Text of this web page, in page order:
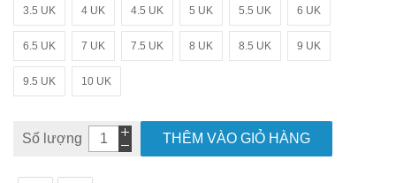
3.5 UK 4 UK 4.5 UK 5 UK 5.5 UK 6 UK
6.5 UK 7 UK 7.5 UK 8 UK 8.5 UK 9 UK
9.5 UK 10 UK
Số lượng THÊM VÀO GIỎ HÀNG